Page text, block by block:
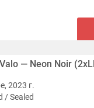
— Neon Noir
2023 г.
/ Sealed